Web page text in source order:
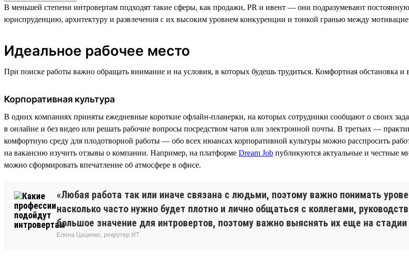
В меньшей степени интровертам подходят такие сферы, как продажи, PR и ивент — они подразумевают
юриспруденцию, архитектуру и развлечения с их высоким уровнем конкуренции и тонкой гранью между
Идеальное рабочее место
При поиске работы важно обращать внимание и на условия, в которых будешь трудиться. Комфортная обстановка
Корпоративная культура
В одних компаниях приняты ежедневные короткие офлайн-планерки, на которых сотрудники сообщают о своих
в онлайне и без видео или решать рабочие вопросы посредством чатов или электронной почты. В третьих —
комфортную среду для плодотворной работы — обо всех нюансах корпоративной культуры можно расспросить
на вакансию изучить отзывы о компании. Например, на платформе Dream Job публикуются актуальные и честные
можно сформировать впечатление об атмосфере в офисе.
«Любая работа так или иначе связана с людьми, поэтому важно понимать
насколько часто нужно будет плотно и лично общаться с коллегами,
большое значение для интровертов, поэтому важно выяснять их еще на
Елена Цаценко, рекрутер ИТ